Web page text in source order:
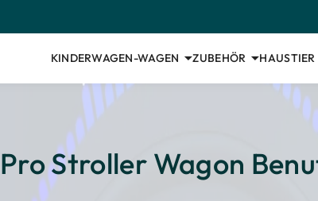
KINDERWAGEN-WAGEN ZUBEHÖR HAUSTIER
Stroller Wagon